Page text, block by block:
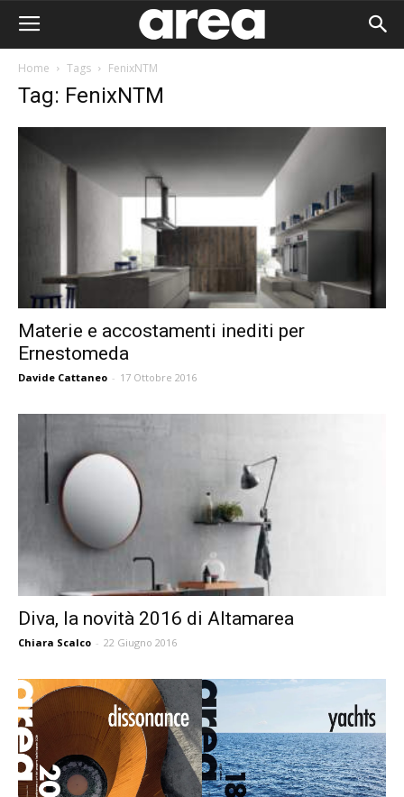
Home Tags FenixNTM
Tag: FenixNTM
Materie e accostamenti inediti per
Ernestomeda
Davide Cattaneo - 17 Ottobre 2016
Diva, la novità 2016 di Altamarea
Chiara Scalco - 22 Giugno 2016